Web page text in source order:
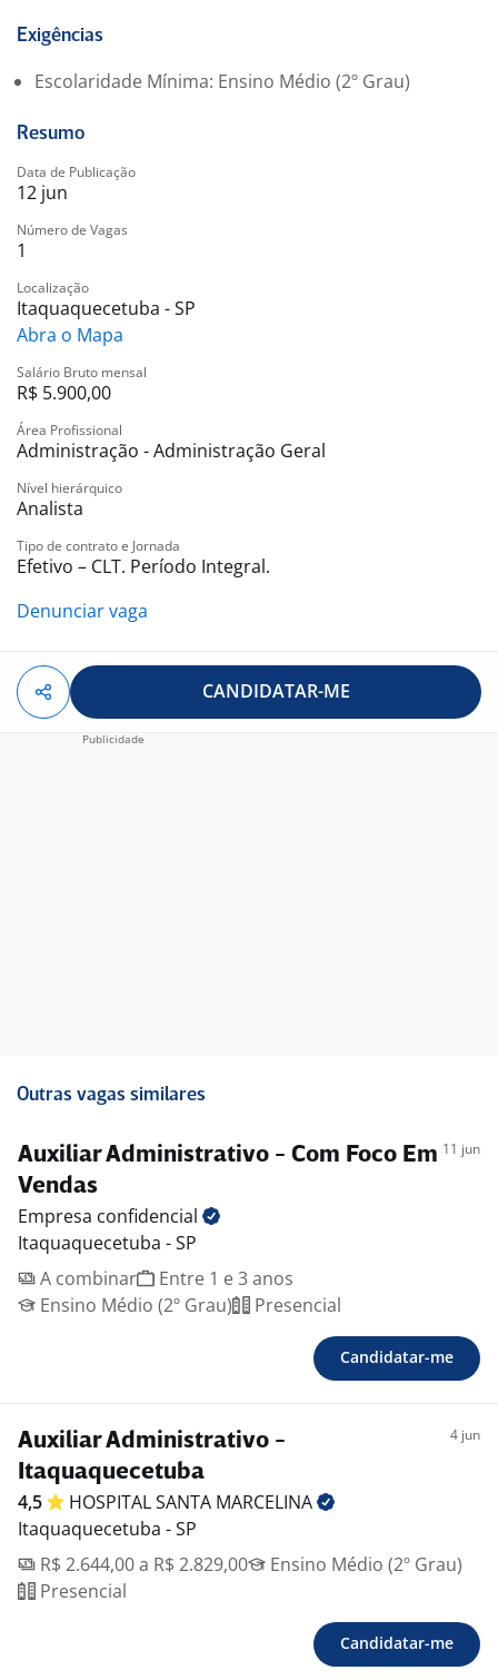
peças e equipamentos
internas e externas da empresa;
* Atuar conforme normas de segurança, qualidade e
meio ambiente;
* Apoiar ações do Sistema de Gestão Integrado e
prevenção de acidentes.
Exigências
Escolaridade Mínima: Ensino Médio (2º Grau)
Resumo
Data de Publicação
12 jun
Número de Vagas
1
Localização
Itaquaquecetuba - SP
Abra o Mapa
Salário Bruto mensal
R$ 5.900,00
Área Profissional
Administração - Administração Geral
Nível hierárquico
Analista
Tipo de contrato e Jornada
Efetivo – CLT. Período Integral.
Denunciar vaga
CANDIDATAR-ME
Outras vagas similares
Auxiliar Administrativo - Com Foco Em
Vendas
11 jun
Empresa confidencial
Itaquaquecetuba - SP
A combinar
Entre 1 e 3 anos
Ensino Médio (2º Grau)
Presencial
Candidatar-me
Auxiliar Administrativo -
Itaquaquecetuba
4 jun
4,5 HOSPITAL SANTA MARCELINA
Itaquaquecetuba - SP
R$ 2.644,00 a R$ 2.829,00
Ensino Médio (2º Grau)
Presencial
Candidatar-me